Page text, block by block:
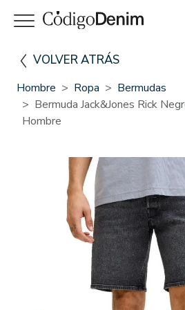
VOLVER ATRÁS
Hombre Ropa
Bermudas
Bermuda Jack&Jones Rick
Hombre